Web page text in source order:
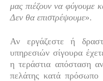
μας πιέζουν να φύγουμε
Δεν θα επιστρέψουμε».
Αν εργάζεστε ή
υπηρεσιών σίγουρα
η τεράστια απόσταση
πελάτης κατά πρόσωπο